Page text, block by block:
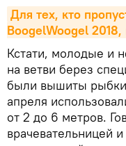
Для тех, кто
BoogelWoogel 2018,
Кстати, молодые и
на ветви берез
были вышиты
апреля
от 2 до 6 метров.
врачевательницей